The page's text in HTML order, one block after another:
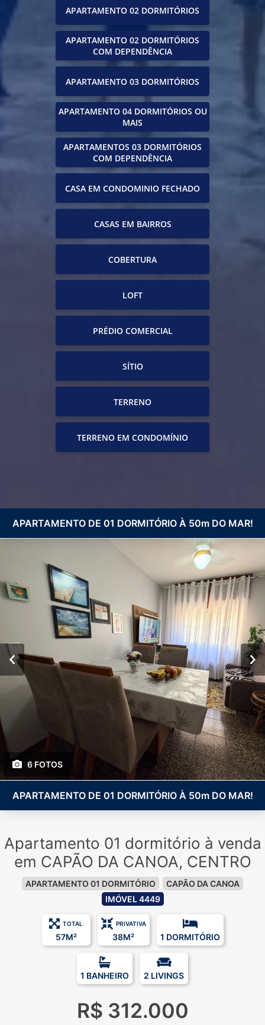
APARTAMENTO 02 DORMITÓRIOS
APARTAMENTO 02 DORMITÓRIOS
COM DEPENDÊNCIA
APARTAMENTO 03 DORMITÓRIOS
APARTAMENTO 04 DORMITÓRIOS OU
MAIS
APARTAMENTOS 03 DORMITÓRIOS
COM DEPENDÊNCIA
CASA EM CONDOMINIO FECHADO
CASAS EM BAIRROS
COBERTURA
LOFT
PRÉDIO COMERCIAL
SÍTIO
TERRENO
TERRENO EM CONDOMÍNIO
APARTAMENTO DE 01 DORMITÓRIO À 50m DO MAR!
6 FOTOS
APARTAMENTO DE 01 DORMITÓRIO À 50m DO MAR!
Apartamento 01 dormitório à venda
em CAPÃO DA CANOA, CENTRO
APARTAMENTO 01 DORMITÓRIO
CAPÃO DA CANOA
IMÓVEL 4449
TOTAL
57M²
PRIVATIVA
38M² 1 DORMITÓRIO
1 BANHEIRO 2 LIVINGS
R$ 312.000